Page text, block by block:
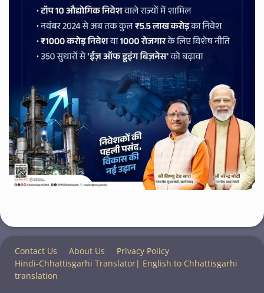
Contact Us About Us
Privacy Policy
Hindi-Chhattisgarhi Translator| English to Chhattisgarhi
translation